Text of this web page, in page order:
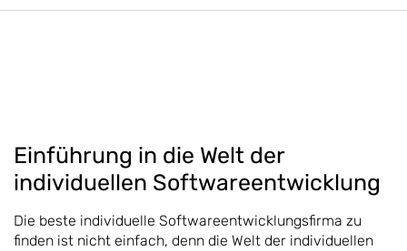
Einführung in die Welt der
individuellen Softwareentwicklung
Die beste individuelle Softwareentwicklungsfirma zu
finden ist nicht einfach, denn die Welt der individuellen